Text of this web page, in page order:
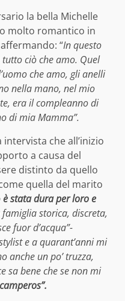
la bella Michelle
molto romantico in
“In questo
tutto ciò che amo. Quel
che amo, gli anelli
nella mano, nel mio
era il compleanno di
di mia Mamma”.
che all’inizio
a causa del
distinto da quello
quella del marito
è stata dura per loro e
storica, discreta,
fuor d’acqua”-
e a quarant’anni mi
anche un po’ truzza,
sa bene che se non mi
camperos”.